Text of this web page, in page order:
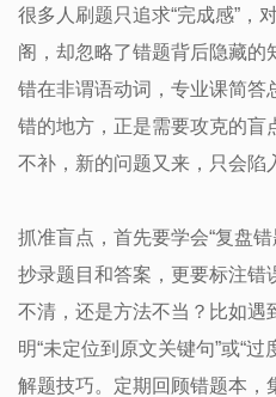
很多人刷题只追求“完成感”，
阁，却忽略了错题背后隐藏的
错在非谓语动词，专业课简答
错的地方，正是需要攻克的盲
不补，新的问题又来，只会陷
抓准盲点，首先要学会“复盘
抄录题目和答案，更要标注错
不清，还是方法不当？比如遇
明“未定位到原文关键句”或“
解题技巧。定期回顾错题本，